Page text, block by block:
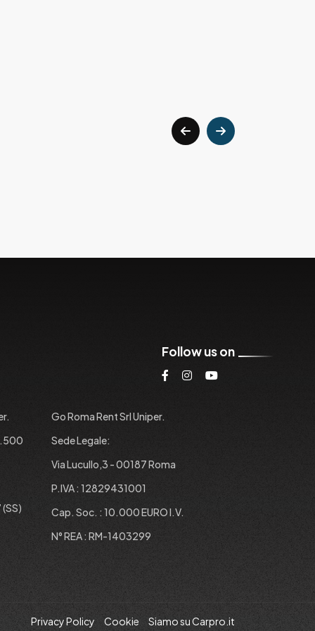
Follow us on
Go Roma Rent Srl Uniper.
Sede Legale:
Via Lucullo,3 - 00187 Roma
P.IVA : 12829431001
Cap. Soc. : 10.000 EURO I.V.
N° REA : RM-1403299
Privacy Policy Cookie Siamo su Carpro.it